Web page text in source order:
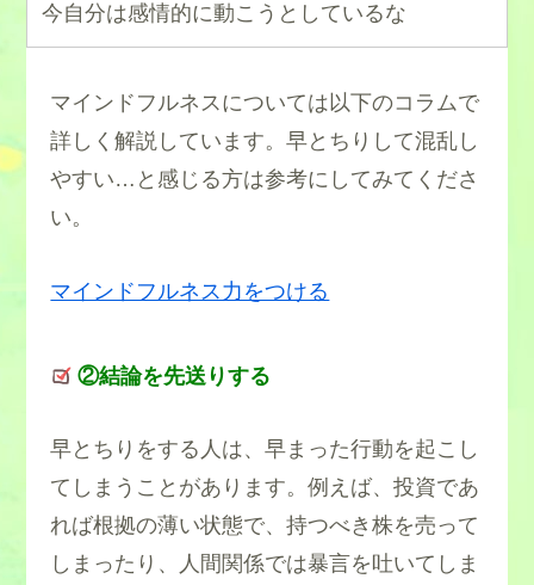
今自分は感情的に動こうとしているな
マインドフルネスについては以下のコラムで
詳しく解説しています。早とちりして混乱し
やすい…と感じる方は参考にしてみてくださ
い。
マインドフルネス力をつける
②結論を先送りする
早とちりをする人は、早まった行動を起こし
てしまうことがあります。例えば、投資であ
れば根拠の薄い状態で、持つべき株を売って
しまったり、人間関係では暴言を吐いてしま